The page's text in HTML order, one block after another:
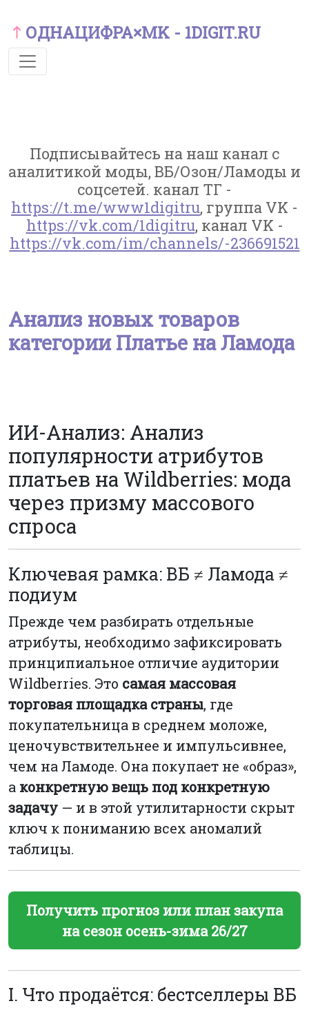
ОДНАЦИФРА×MK - 1DIGIT.RU
Подписывайтесь на наш канал с
аналитикой моды, ВБ/Озон/Ламоды и
соцсетей. канал ТГ -
https://t.me/www1digitru, группа VK -
https://vk.com/1digitru, канал VK -
https://vk.com/im/channels/-236691521
Анализ новых товаров
категории Платье на Ламода
ИИ-Анализ: Анализ
популярности атрибутов
платьев на Wildberries: мода
через призму массового
спроса
Ключевая рамка: ВБ ≠ Ламода ≠
подиум
Прежде чем разбирать отдельные
атрибуты, необходимо зафиксировать
принципиальное отличие аудитории
Wildberries. Это самая массовая
торговая площадка страны, где
покупательница в среднем моложе,
ценочувствительнее и импульсивнее,
чем на Ламоде. Она покупает не «образ»,
а конкретную вещь под конкретную
задачу — и в этой утилитарности скрыт
ключ к пониманию всех аномалий
таблицы.
Получить прогноз или план закупа
на сезон осень-зима 26/27
I. Что продаётся: бестселлеры ВБ